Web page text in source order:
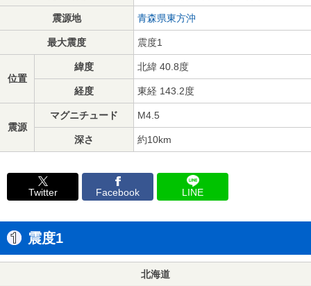
震源地 青森県東方沖
最大震度 震度1
位置
緯度 北緯 40.8度
経度 東経 143.2度
震源
マグニチュード M4.5
深さ 約10km
Twitter Facebook LINE
震度1
北海道